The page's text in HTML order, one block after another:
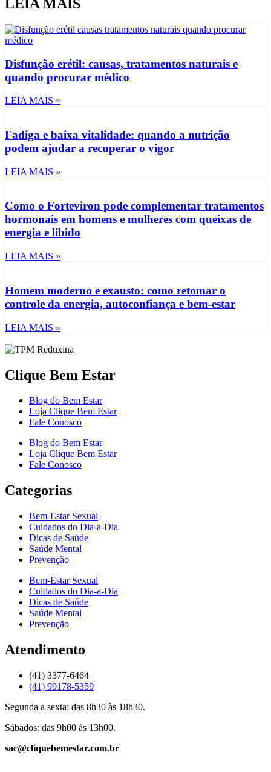
LEIA MAIS
Disfunção erétil: causas, tratamentos naturais e
quando procurar médico
LEIA MAIS »
Fadiga e baixa vitalidade: quando a nutrição
podem ajudar a recuperar o vigor
LEIA MAIS »
Como o Forteviron pode complementar tratamentos
hormonais em homens e mulheres com queixas de
energia e libido
LEIA MAIS »
Homem moderno e exausto: como retomar o
controle da energia, autoconfiança e bem-estar
LEIA MAIS »
Clique Bem Estar
Blog do Bem Estar
Loja Clique Bem Estar
Fale Conosco
Blog do Bem Estar
Loja Clique Bem Estar
Fale Conosco
Categorias
Bem-Estar Sexual
Cuidados do Dia-a-Dia
Dicas de Saúde
Saúde Mental
Prevenção
Bem-Estar Sexual
Cuidados do Dia-a-Dia
Dicas de Saúde
Saúde Mental
Prevenção
Atendimento
(41) 3377-6464
(41) 99178-5359
Segunda a sexta: das 8h30 às 18h30.
Sábados: das 9h00 às 13h00.
sac@cliquebemestar.com.br